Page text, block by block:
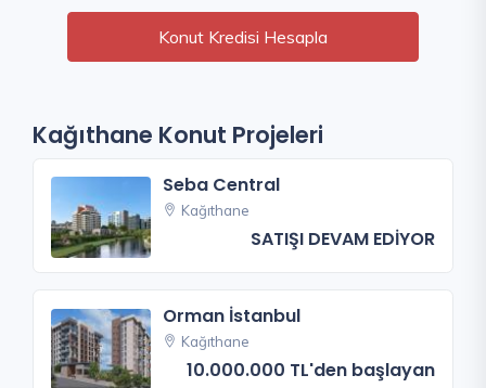
Konut Kredisi Hesapla
Kağıthane Konut Projeleri
Seba Central
Kağıthane
SATIŞI DEVAM EDİYOR
Orman İstanbul
Kağıthane
10.000.000 TL'den başlayan